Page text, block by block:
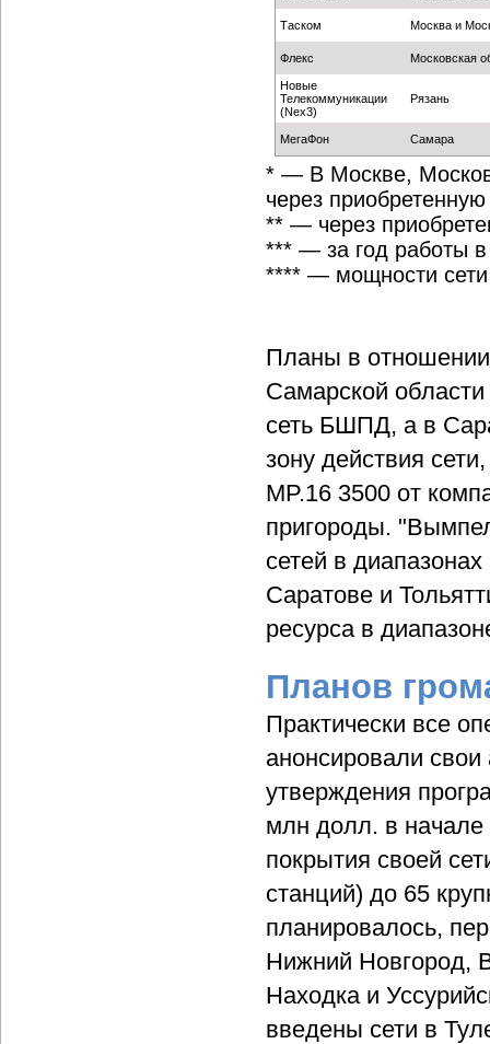
Таском Москва и
Флекс Московская
Новые
Телекоммуникации
(Nex3)
Рязань
МегаФон Самара
* — В Москве,
через
** — через
*** — за год работы
**** — мощности сети
Планы в
Самарской
сеть БШПД, а в
зону действия
MP.16 3500 от
пригороды.
сетей в
Саратове и
ресурса в
Планов
Практически все
анонсировали
утверждения
млн долл. в
покрытия своей
станций) до 65
планировалось,
Нижний Новгород,
Находка и
введены сети в